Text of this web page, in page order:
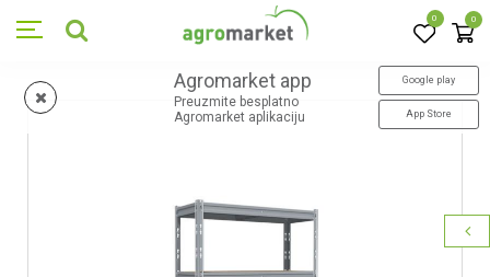
0 0
Agromarket app
Preuzmite besplatno
Agromarket aplikaciju
Google play
App Store